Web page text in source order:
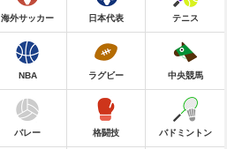
海外サッカー 日本代表 テニス
NBA ラグビー 中央競馬
バレー 格闘技 バドミントン